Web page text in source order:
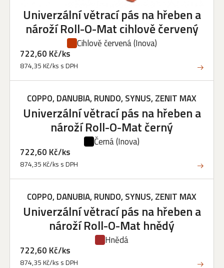
Univerzální větrací pás na hřeben a
nároží Roll-O-Mat cihlově červený
Cihlově červená(Inova)
722,60 Kč/ks
874,35 Kč/ks s DPH
COPPO, DANUBIA, RUNDO, SYNUS, ZENIT MAX
Univerzální větrací pás na hřeben a
nároží Roll-O-Mat černý
Černá(Inova)
722,60 Kč/ks
874,35 Kč/ks s DPH
COPPO, DANUBIA, RUNDO, SYNUS, ZENIT MAX
Univerzální větrací pás na hřeben a
nároží Roll-O-Mat hnědý
Hnědá
722,60 Kč/ks
874,35 Kč/ks s DPH